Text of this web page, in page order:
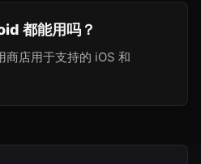
都能用吗？
商店用于支持的 iOS 和